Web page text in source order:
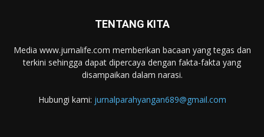
TENTANG KITA
Media www.jurnalife.com memberikan bacaan yang tegas dan
terkini sehingga dapat dipercaya dengan fakta-fakta yang
disampaikan dalam narasi.
Hubungi kami: jurnalparahyangan689@gmail.com